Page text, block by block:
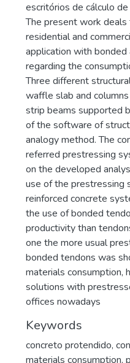
escritórios de cálculo
The present work
residential and
application with bonded
regarding the
Three different
waffle slab and
strip beams supported
of the software of
analogy method. The
referred prestressing
on the developed
use of the prestressing
reinforced concrete
the use of bonded
productivity than
one the more usual
bonded tendons was
materials consumption,
solutions with
offices nowadays
Keywords
concreto protendido,
materials consumption,